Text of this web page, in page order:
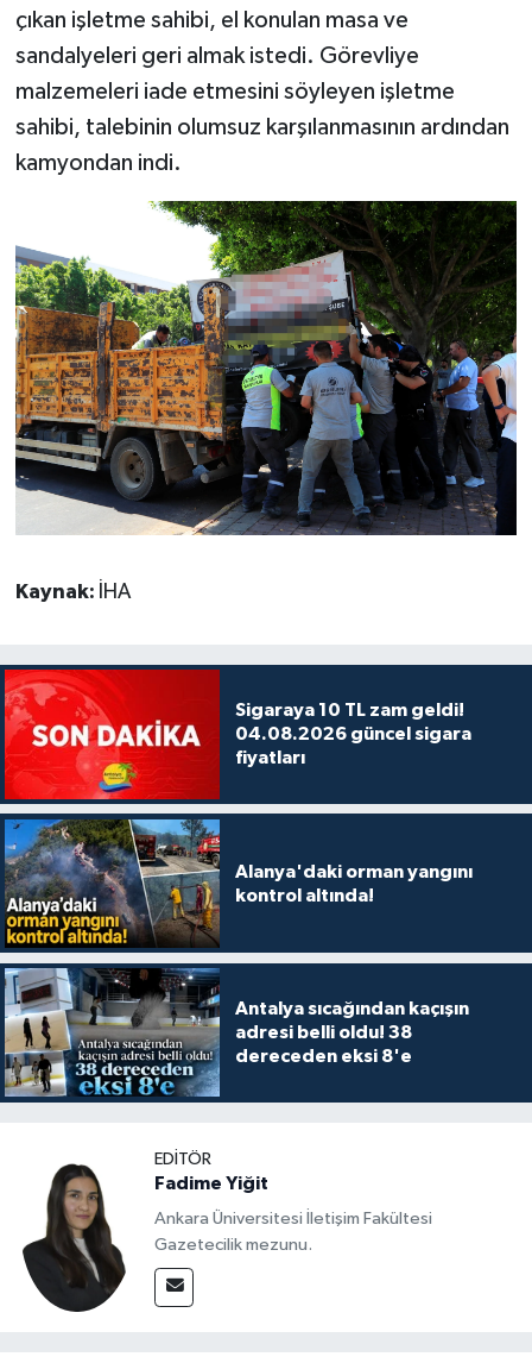
çıkan işletme sahibi, el konulan masa ve
sandalyeleri geri almak istedi. Görevliye
malzemeleri iade etmesini söyleyen işletme
sahibi, talebinin olumsuz karşılanmasının ardından
kamyondan indi.
Kaynak: İHA
Sigaraya 10 TL zam geldi!
04.08.2026 güncel sigara
fiyatları
Alanya'daki orman yangını
kontrol altında!
Antalya sıcağından kaçışın
adresi belli oldu! 38
dereceden eksi 8'e
EDITÖR
Fadime Yiğit
Ankara Üniversitesi İletişim Fakültesi
Gazetecilik mezunu.